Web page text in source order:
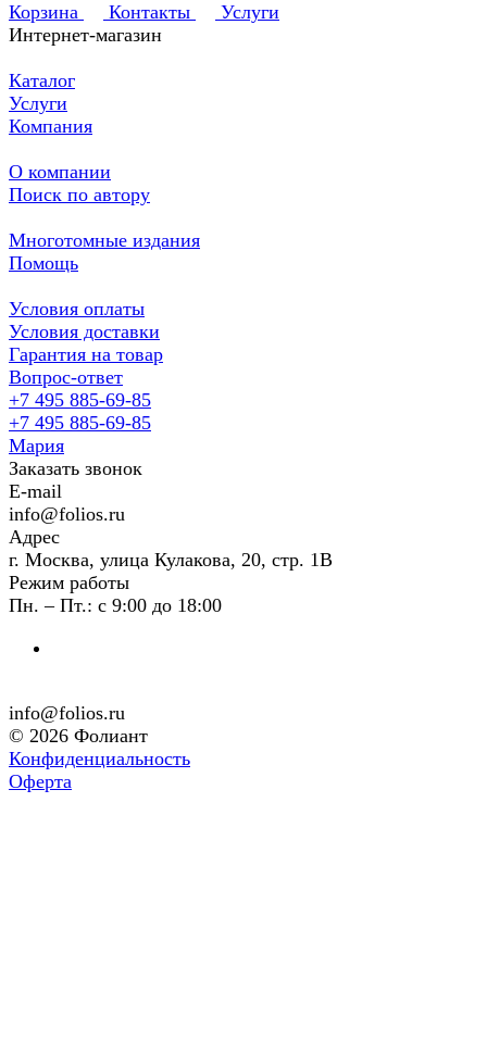
Корзина
Контакты
Услуги
Интернет-магазин
Каталог
Услуги
Компания
О компании
Поиск по автору
Многотомные издания
Помощь
Условия оплаты
Условия доставки
Гарантия на товар
Вопрос-ответ
+7 495 885-69-85
+7 495 885-69-85
Мария
Заказать звонок
E-mail
info@folios.ru
Адрес
г. Москва, улица Кулакова, 20, стр. 1В
Режим работы
Пн. – Пт.: с 9:00 до 18:00
info@folios.ru
© 2026 Фолиант
Конфиденциальность
Оферта